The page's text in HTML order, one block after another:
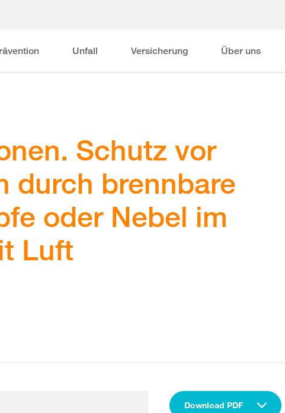
Unfall Versicherung Über uns
Schutz vor
durch brennbare
oder Nebel im
Luft
Download PDF